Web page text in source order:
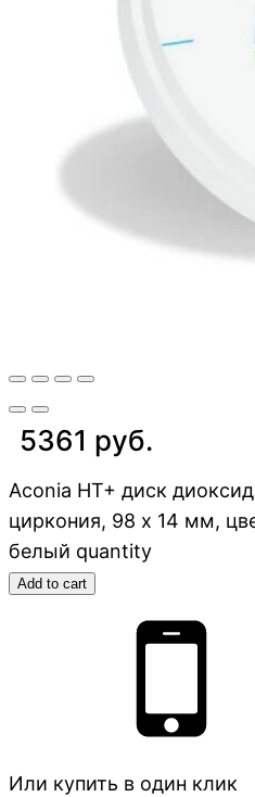
5361 руб.
Aconia HT+ диск
циркония, 98 x 14 мм,
белый quantity
Add to cart
Или купить в один клик